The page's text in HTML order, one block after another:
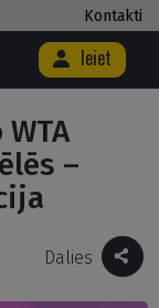
Kontakti
Ieiet
no WTA ranga TOP
–
Dalies